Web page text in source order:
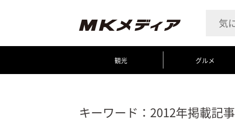
観光 グルメ
キーワード：2012年掲載記事